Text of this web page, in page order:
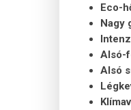
Eco-
Nagy
Alsó-
Alsó